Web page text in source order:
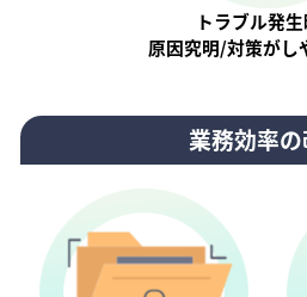
トラブル発
原因究明/対策がし
業務効率